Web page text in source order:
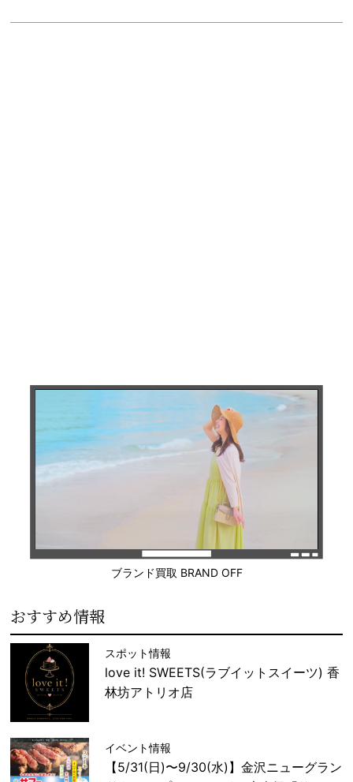
ブランド買取 BRAND OFF
おすすめ情報
スポット情報
love it! SWEETS(ラブイットスイーツ) 香
林坊アトリオ店
イベント情報
【5/31(日)〜9/30(水)】金沢ニューグラン